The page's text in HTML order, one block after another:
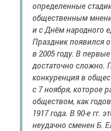
определенные
общественным
и с Днём народного
Праздник появился
в 2005 году. В
достаточно сложно.
конкуренция в
с 7 ноября, которое
обществом, как
1917 года. В 90-е гг.
неудачно сменен Б.